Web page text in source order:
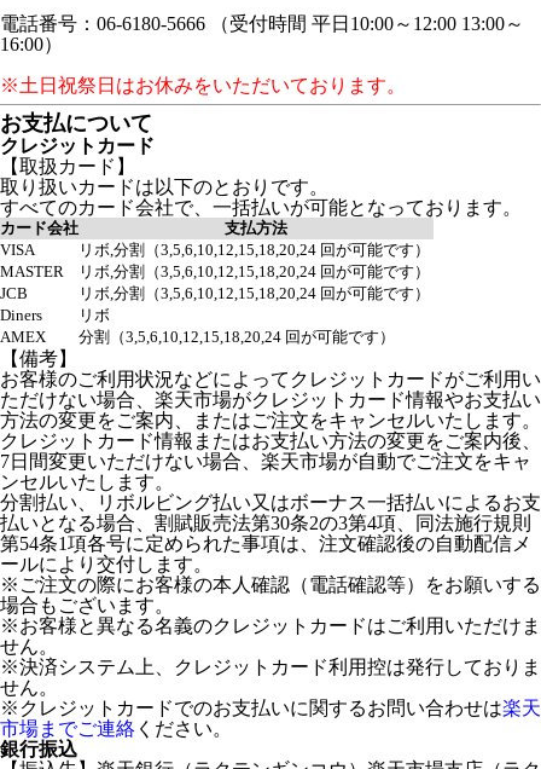
電話番号：06-6180-5666 （受付時間 平日10:00～12:00 13:00～
16:00）
※土日祝祭日はお休みをいただいております。
お支払について
クレジットカード
【取扱カード】
取り扱いカードは以下のとおりです。
すべてのカード会社で、一括払いが可能となっております。
カード会社
支払方法
VISA
リボ,分割（3,5,6,10,12,15,18,20,24 回が可能です）
MASTER
リボ,分割（3,5,6,10,12,15,18,20,24 回が可能です）
JCB
リボ,分割（3,5,6,10,12,15,18,20,24 回が可能です）
Diners
リボ
AMEX
分割（3,5,6,10,12,15,18,20,24 回が可能です）
【備考】
お客様のご利用状況などによってクレジットカードがご利用い
ただけない場合、楽天市場がクレジットカード情報やお支払い
方法の変更をご案内、またはご注文をキャンセルいたします。
クレジットカード情報またはお支払い方法の変更をご案内後、
7日間変更いただけない場合、楽天市場が自動でご注文をキャ
ンセルいたします。
分割払い、リボルビング払い又はボーナス一括払いによるお支
払いとなる場合、割賦販売法第30条2の3第4項、同法施行規則
第54条1項各号に定められた事項は、注文確認後の自動配信メ
ールにより交付します。
※ご注文の際にお客様の本人確認（電話確認等）をお願いする
場合もございます。
※お客様と異なる名義のクレジットカードはご利用いただけま
せん。
※決済システム上、クレジットカード利用控は発行しておりま
せん。
※クレジットカードでのお支払いに関するお問い合わせは楽天
市場までご連絡 ください。
銀行振込